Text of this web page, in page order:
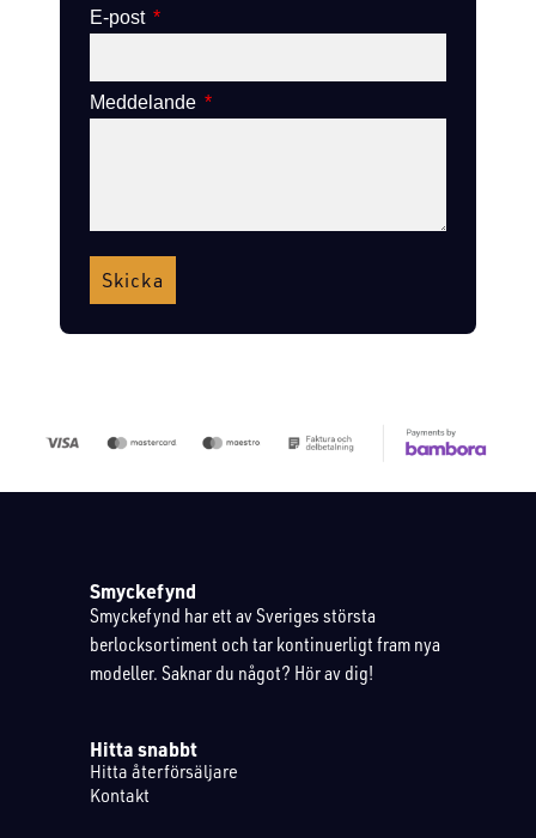
E-post
Meddelande
Skicka
Smyckefynd
Smyckefynd har ett av Sveriges största
berlocksortiment och tar kontinuerligt fram nya
modeller. Saknar du något? Hör av dig!
Hitta snabbt
Hitta återförsäljare
Kontakt